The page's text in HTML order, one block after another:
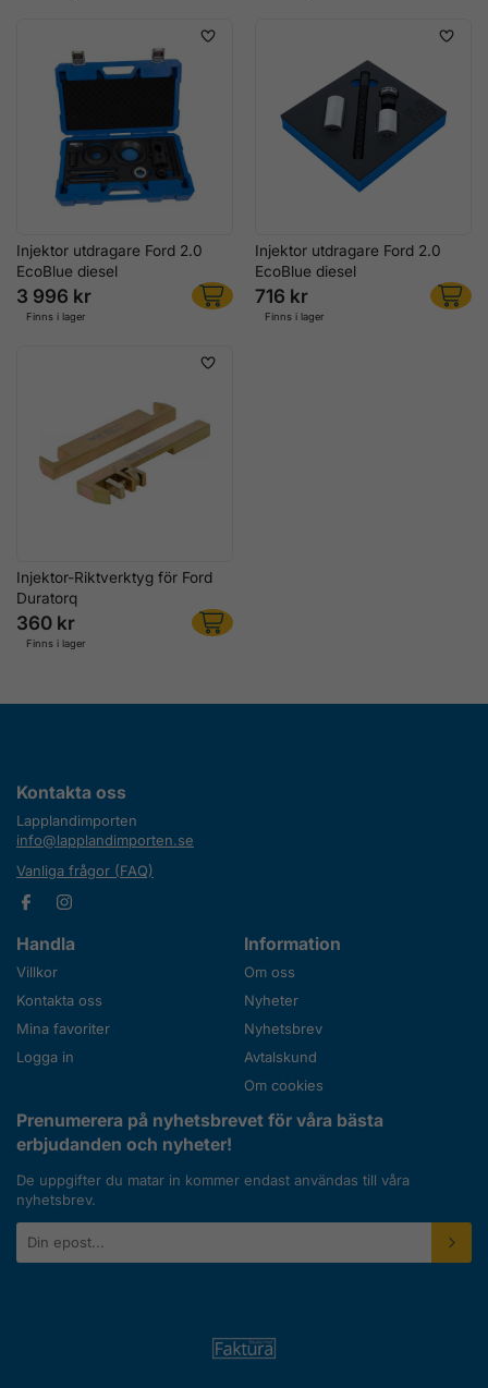
Injektor utdragare Ford 2.0
EcoBlue diesel
3 996 kr
Finns i lager
Injektor utdragare Ford 2.0
EcoBlue diesel
716 kr
Finns i lager
Injektor-Riktverktyg för Ford
Duratorq
360 kr
Finns i lager
Kontakta oss
Lapplandimporten
info@lapplandimporten.se
Vanliga frågor (FAQ)
Handla
Villkor
Kontakta oss
Mina favoriter
Logga in
Information
Om oss
Nyheter
Nyhetsbrev
Avtalskund
Om cookies
Prenumerera på nyhetsbrevet för våra bästa
erbjudanden och nyheter!
De uppgifter du matar in kommer endast användas till våra
nyhetsbrev.
postadress